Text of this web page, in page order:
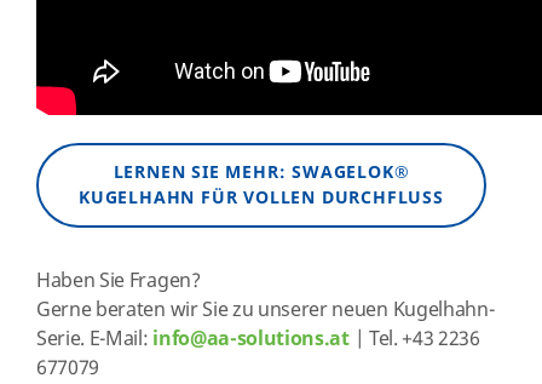
LERNEN SIE MEHR: SWAGELOK®
KUGELHAHN FÜR VOLLEN DURCHFLUSS
Haben Sie Fragen?
Gerne beraten wir Sie zu unserer neuen Kugelhahn-
Serie. E-Mail: info@aa-solutions.at| Tel. +43 2236
677079